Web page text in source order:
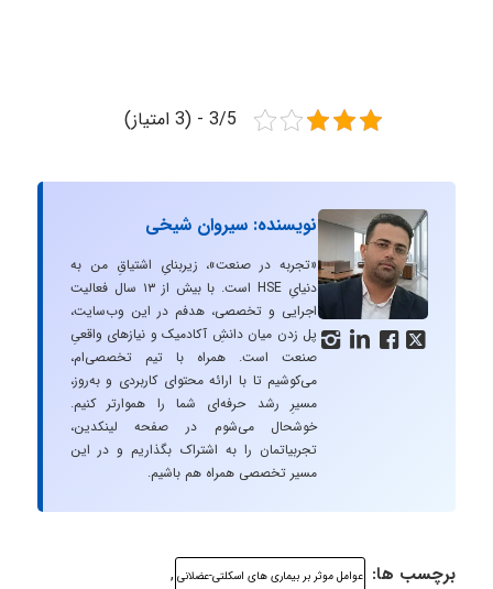
3/5 - (3 امتیاز)
   
نویسنده: سیروان شیخی
«تجربه در صنعت»، زیربنایِ اشتیاقِ من به
دنیایِ HSE است. با بیش از ۱۳ سال فعالیت
اجرایی و تخصصی، هدفم در این وب‌سایت،
پل زدن میان دانشِ آکادمیک و نیازهای واقعیِ
صنعت است. همراه با تیم تخصصی‌ام،
می‌کوشیم تا با ارائه محتوای کاربردی و به‌روز،
مسیرِ رشد حرفه‌ای شما را هموارتر کنیم.
خوشحال می‌شوم در صفحه لینکدین،
تجربیاتمان را به اشتراک بگذاریم و در این
مسیر تخصصی همراه هم باشیم.
برچسب ها: عوامل موثر بر بیماری های اسکلتی-عضلانی ,